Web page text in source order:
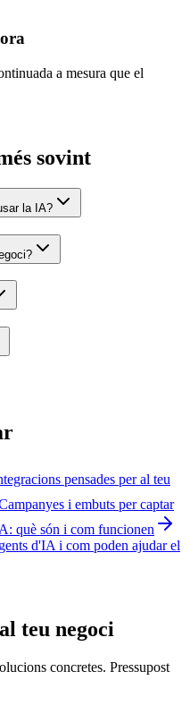
a mesura que el
sovint
la IA?
pensades per al teu
i embuts per captar
què són i com funcionen
d'IA i com poden ajudar el
teu negoci
concretes. Pressupost